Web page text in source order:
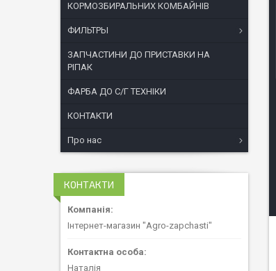
КОРМОЗБИРАЛЬНИХ КОМБАЙНІВ
ФИЛЬТРЫ
ЗАПЧАСТИНИ ДО ПРИСТАВКИ НА
РІПАК
ФАРБА ДО С/Г ТЕХНІКИ
КОНТАКТИ
Про нас
КОНТАКТИ
Інтернет-магазин "Agro-zapchasti"
Наталія